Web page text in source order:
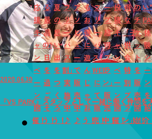
応
援
キ
ャ
ン
ペ
ー
ン
開
催！
る
最
高
の1
日
を
過
ご
そ
う！
夏
の
思
い
出
を
つ
く
ろ
う！
フ
リ
ー
パ
ス
割」
実
施
中
♪
ア
ソ
ビ
ュ
ー
で
販
売
中
♪
も
お
得
に
遊
ん
じ
ゃ
お
う！
フ
リ
ー
パ
ス」
WEB
に
て
販
売！
ー
プ
超
得
プ
ラ
ン」
販
売
中！
投
稿
キ
ャ
ン
ペ
ー
ン
開
催！
得
な
「子
供
会
特
別
プ
ラ
ン」！
の
チ
ケ
ッ
ト
を
販
売
開
始！
い
体
験
シ
ー
ン
を
紹
介
2020.06.30
『VS PARK』スタッフとして一緒に働く仲間を